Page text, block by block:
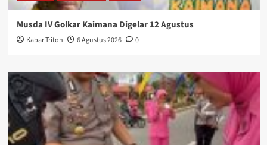
Musda IV Golkar Kaimana Digelar 12 Agustus
Kabar Triton 6 Agustus 2026 0